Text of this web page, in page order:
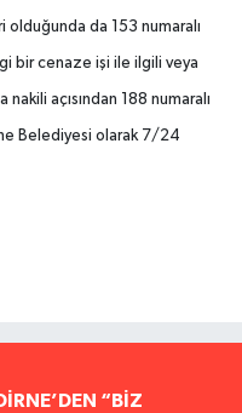
olduğunda da 153 numaralı
bir cenaze işi ile ilgili veya
açısından 188 numaralı
Belediyesi olarak 7/24
“BİZ